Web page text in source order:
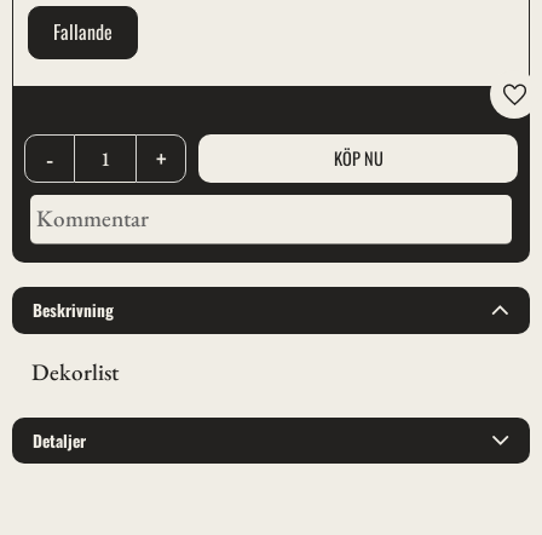
Fallande
+
-
Beskrivning
Dekorlist
Detaljer